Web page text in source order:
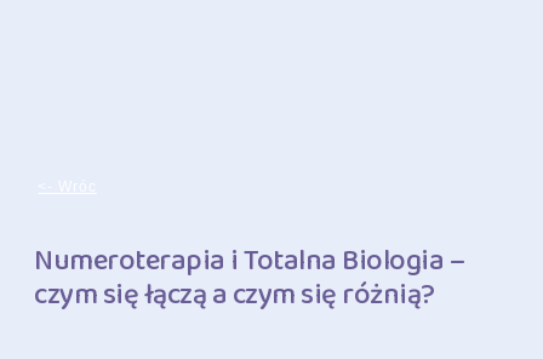
<- Wróc
Numeroterapia i Totalna Biologia –
czym się łączą a czym się różnią?